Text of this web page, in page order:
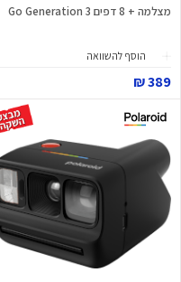
מצלמה + 8 דפים Go Generation 3
הוסף להשוואה
389 ₪